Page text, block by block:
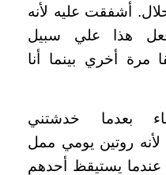
أشفقت عليه لأنه
هذا علي سبيل
مرة أخري بينما أنا
بعدما خدشتني
لأنه روتين يومي ممل
عندما يستيقظ أحدهم